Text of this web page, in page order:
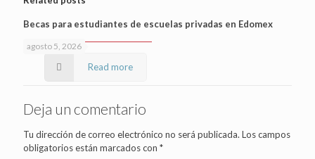
agosto 5, 2026
Becas para estudiantes de escuelas privadas en Edomex
Read more
Deja un comentario
Tu dirección de correo electrónico no será publicada. Los campos
obligatorios están marcados con *